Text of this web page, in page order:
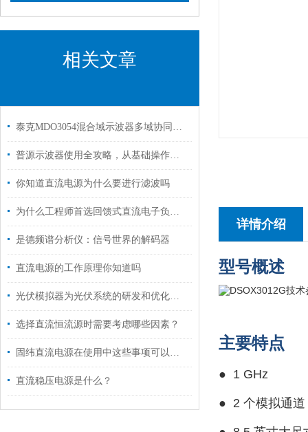
相关文章
泰克MDO3054混合域示波器多域协同的调试全能王
普源示波器使用全攻略，从基础操作到高级应用
你知道直流电源为什么要进行滤波吗
为什么工程师首选回馈式直流电子负载进行电源测试？
是德频谱分析仪：信号世界的解码器
直流电源的工作原理你知道吗
光伏模拟器为光伏系统的研发和优化提供了高效的工具
选择直流恒流源时需要考虑哪些因素？
固纬直流电源在使用中这些事项可以注意了
直流稳压电源是什么？
详情介绍
型号概述
主要特点
● 1 GHz
● 2 个模拟通